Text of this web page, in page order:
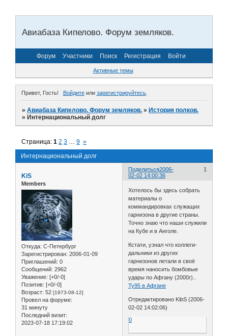
Авиабаза Кипелово. Форум земляков.
Форум Участники Поиск Регистрация Войти
Активные темы
Привет, Гость! Войдитеили зарегистрируйтесь.
»Авиабаза Кипелово. Форум земляков. »История полков.
»Интернациональный долг
Интернациональный долг
Страница:1 2 3 … 9 »
Поделиться 1
2006-
02-02 14:00:36
KiS
Members
Откуда: С-Петербург
Зарегистрирован: 2006-01-09
Приглашений: 0
Сообщений: 2962
Уважение: [+0/-0]
Позитив: [+0/-0]
Возраст: 52 [1973-08-12]
Провел на форуме:
31 минуту
Последний визит:
2023-07-18 17:19:02
Хотелось бы здесь собрать
материалы о
коммандировках служащих
гарнизона в другие страны.
Точно знаю что наши служили
на Кубе и в Анголе.
Кстати, узнал что коллеги-
дальники из других
гарнизонов летали в своё
время наносить бомбовые
удары по Афгану (2000г)..
Ту95 в Афгане
Отредактировано KibS (2006-
02-02 14:02:06)
0